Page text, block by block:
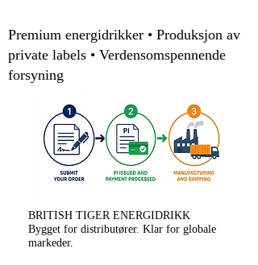
Premium energidrikker • Produksjon av
private labels • Verdensomspennende
forsyning
BRITISH TIGER ENERGIDRIKK
Bygget for distributører. Klar for globale
markeder.